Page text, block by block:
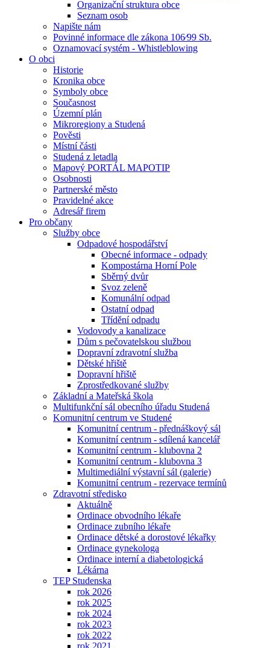
Organizační struktura obce
Seznam osob
Napište nám
Povinné informace dle zákona 106⁄99 Sb.
Oznamovací systém - Whistleblowing
O obci
Historie
Kronika obce
Symboly obce
Současnost
Územní plán
Mikroregiony a Studená
Pověsti
Místní části
Studená z letadla
Mapový PORTÁL MAPOTIP
Osobnosti
Partnerské město
Pravidelné akce
Adresář firem
Pro občany
Služby obce
Odpadové hospodářství
Obecné informace - odpady
Kompostárna Horní Pole
Sběrný dvůr
Svoz zeleně
Komunální odpad
Ostatní odpad
Třídění odpadu
Vodovody a kanalizace
Dům s pečovatelskou službou
Dopravní zdravotní služba
Dětské hřiště
Dopravní hřiště
Zprostředkované služby
Základní a Mateřská škola
Multifunkční sál obecního úřadu Studená
Komunitní centrum ve Studené
Komunitní centrum - přednáškový sál
Komunitní centrum - sdílená kancelář
Komunitní centrum - klubovna 2
Komunitní centrum - klubovna 3
Multimediální výstavní sál (galerie)
Komunitní centrum - rezervace termínů
Zdravotní středisko
Aktuálně
Ordinace obvodního lékaře
Ordinace zubního lékaře
Ordinace dětské a dorostové lékařky
Ordinace gynekologa
Ordinace interní a diabetologická
Lékárna
TEP Studenska
rok 2026
rok 2025
rok 2024
rok 2023
rok 2022
rok 2021